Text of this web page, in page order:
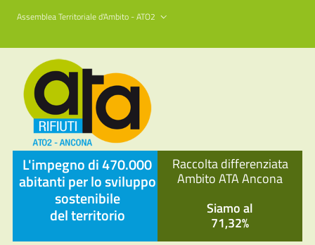
Assemblea Territoriale d'Ambito - ATO2
L'impegno di 470.000
abitanti per lo sviluppo
sostenibile
del territorio
Raccolta differenziata
Ambito ATA Ancona
Siamo al
71,32%